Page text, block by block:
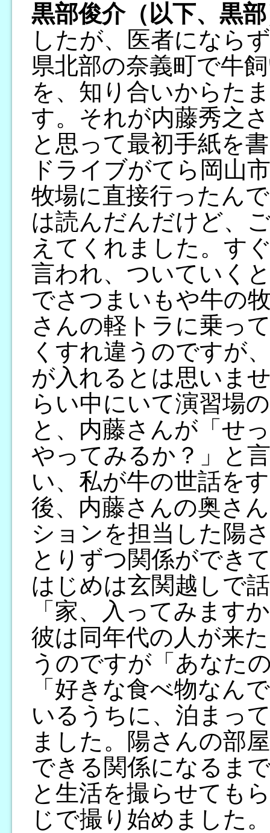
黒部俊介（以下、黒
したが、医者になら
県北部の奈義町で牛
を、知り合いからた
す。それが内藤秀之
と思って最初手紙を
ドライブがてら岡山
牧場に直接行ったん
は読んだんだけど、
えてくれました。す
言われ、ついていく
でさつまいもや牛の
さんの軽トラに乗っ
くすれ違うのですが
が入れるとは思いま
らい中にいて演習場
と、内藤さんが「せ
やってみるか？」と
い、私が牛の世話を
後、内藤さんの奥さ
ションを担当した陽
とりずつ関係ができ
はじめは玄関越しで
「家、入ってみます
彼は同年代の人が来
うのですが「あなた
「好きな食べ物なん
いるうちに、泊まっ
ました。陽さんの部
できる関係になるま
と生活を撮らせても
じで撮り始めました。